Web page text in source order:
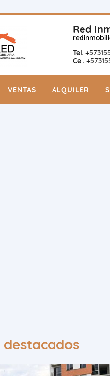
Red
Tel.
Cel.
VENTAS ALQUILER
destacados